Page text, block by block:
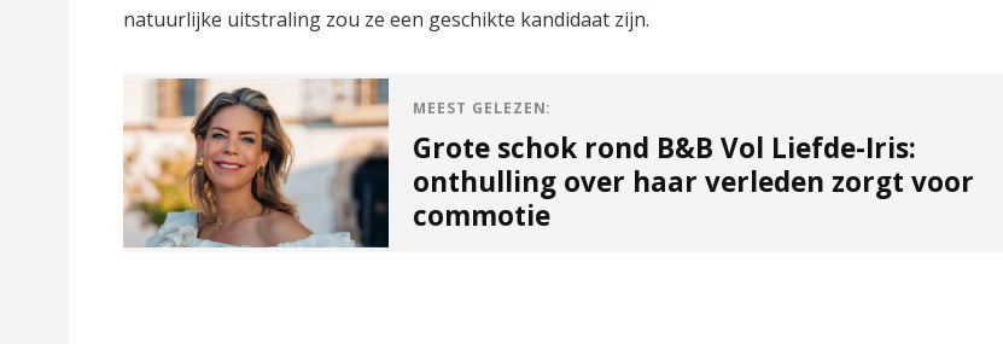
natuurlijke uitstraling zou ze een geschikte kandidaat zijn.
MEEST GELEZEN:
Grote schok rond B&B Vol Liefde-Iris:
onthulling over haar verleden zorgt voor
commotie